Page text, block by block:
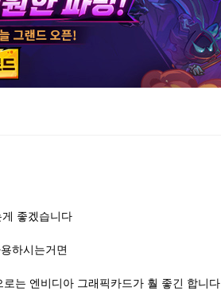
좋겠습니다
하시는거면
는 엔비디아 그래픽카드가 훨 좋긴 합니다